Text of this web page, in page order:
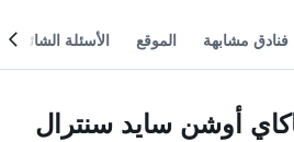
فنادق مشابهة الموقع الأسئلة الشائعة
أوشن سايد سنترال